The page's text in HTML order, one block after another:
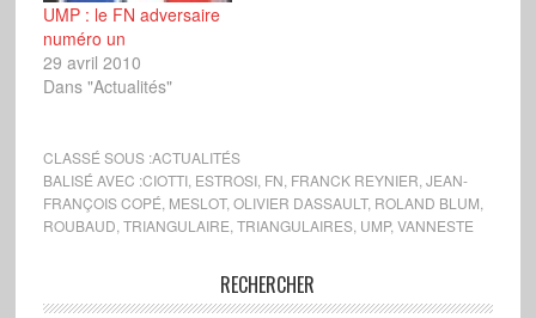
UMP : le FN adversaire
numéro un
29 avril 2010
Dans "Actualités"
CLASSÉ SOUS :ACTUALITÉS
BALISÉ AVEC :CIOTTI, ESTROSI, FN FRANCK REYNIER JEAN-
FRANÇOIS COPÉ MESLOT, OLIVIER DASSAULT, ROLAND BLUM
ROUBAUD TRIANGULAIRE TRIANGULAIRES, UMP, VANNESTE
RECHERCHER